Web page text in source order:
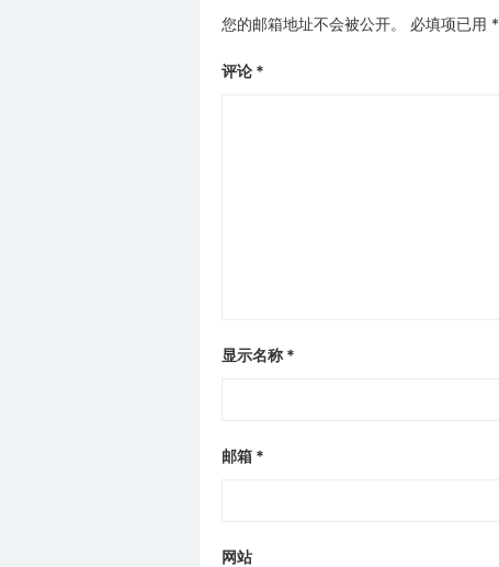
您的邮箱地址不会被公开。 必填项已用 *
评论 *
显示名称 *
邮箱 *
网站